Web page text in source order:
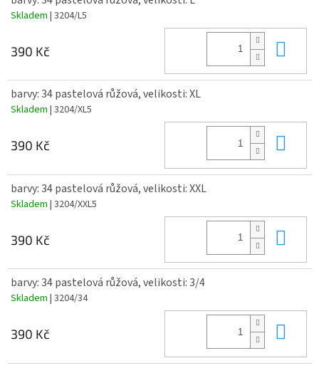
Skladem | 3204/L5
390 Kč
barvy: 34 pastelová růžová, velikosti: XL
Skladem | 3204/XL5
390 Kč
barvy: 34 pastelová růžová, velikosti: XXL
Skladem | 3204/XXL5
390 Kč
barvy: 34 pastelová růžová, velikosti: 3/4
Skladem | 3204/34
390 Kč